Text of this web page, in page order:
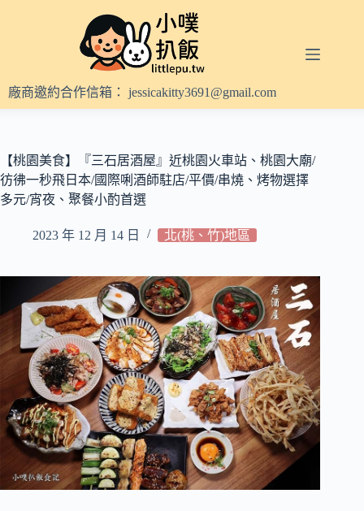
內
容
廠商邀約合作信箱： jessicakitty3691@gmail.com
【桃園美食】『三石居酒屋』近桃園火車站、桃園大廟/
彷彿一秒飛日本/國際唎酒師駐店/平價/串燒、烤物選擇
多元/宵夜、聚餐小酌首選
2023 年 12 月 14 日 北(桃、竹)地區